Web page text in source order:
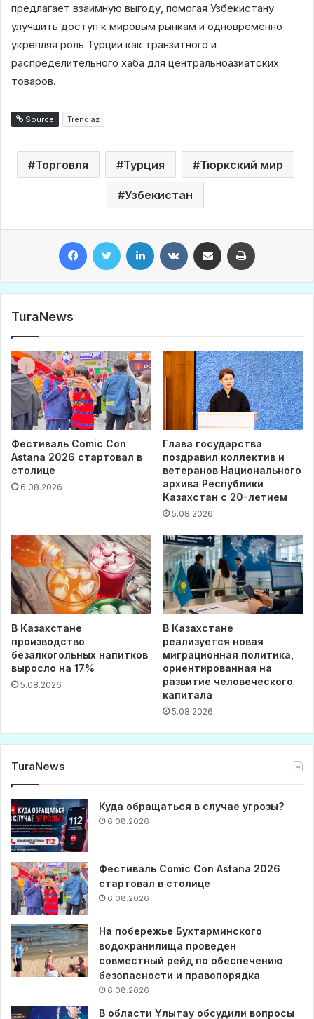
предлагает взаимную выгоду, помогая Узбекистану
улучшить доступ к мировым рынкам и одновременно
укрепляя роль Турции как транзитного и
распределительного хаба для центральноазиатских
товаров.
Source Trend.az
Торговля Турция Тюркский мир
Узбекистан
TuraNews
Фестиваль Comic Con
Astana 2026 стартовал в
столице
6.08.2026
Глава государства
поздравил коллектив и
ветеранов Национального
архива Республики
Казахстан с 20-летием
5.08.2026
В Казахстане
производство
безалкогольных напитков
выросло на 17%
5.08.2026
В Казахстане
реализуется новая
миграционная политика,
ориентированная на
развитие человеческого
капитала
5.08.2026
TuraNews
Куда обращаться в случае угрозы?
6.08.2026
Фестиваль Comic Con Astana 2026
стартовал в столице
6.08.2026
На побережье Бухтарминского
водохранилища проведен
совместный рейд по обеспечению
безопасности и правопорядка
6.08.2026
В области Ұлытау обсудили вопросы